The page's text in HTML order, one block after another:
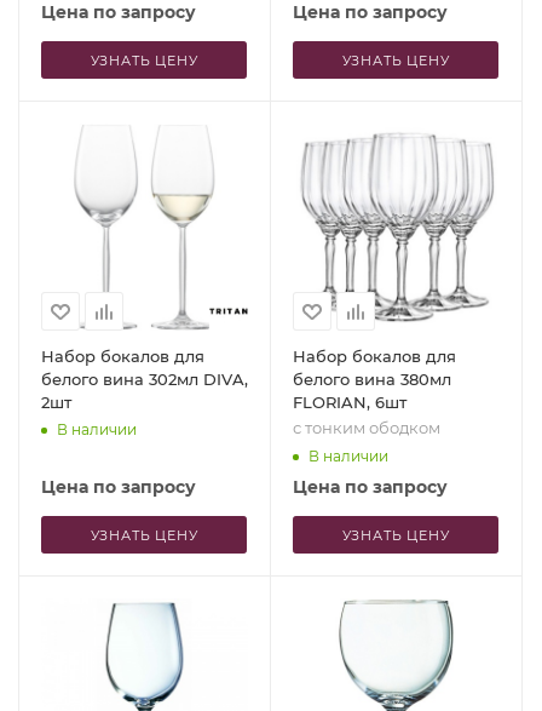
Цена по запросу
УЗНАТЬ ЦЕНУ
Цена по запросу
УЗНАТЬ ЦЕНУ
Набор бокалов для
белого вина 302мл DIVA,
2шт
В наличии
Цена по запросу
УЗНАТЬ ЦЕНУ
Набор бокалов для
белого вина 380мл
FLORIAN, 6шт
с тонким ободком
В наличии
Цена по запросу
УЗНАТЬ ЦЕНУ